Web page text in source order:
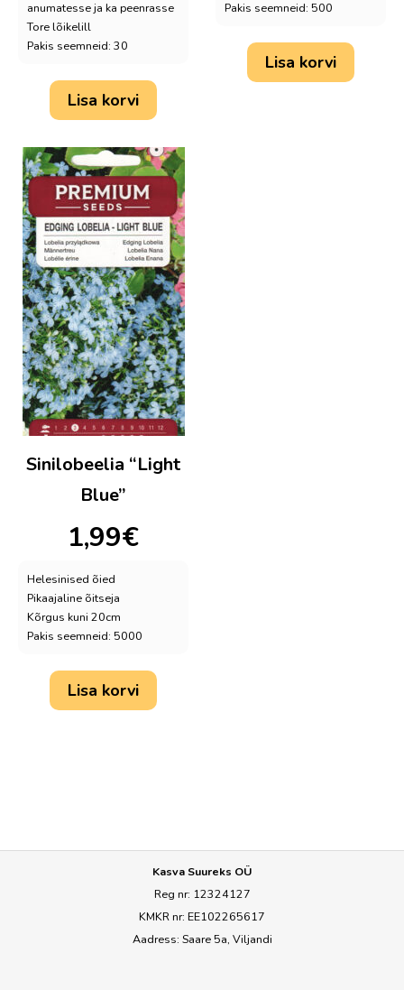
anumatesse ja ka peenrasse
Tore lõikelill
Pakis seemneid: 30
Lisa korvi
Pakis seemneid: 500
Lisa korvi
Sinilobeelia “Light
Blue”
1,99€
Helesinised õied
Pikaajaline õitseja
Kõrgus kuni 20cm
Pakis seemneid: 5000
Lisa korvi
Kasva Suureks OÜ
Reg nr: 12324127
KMKR nr: EE102265617
Aadress: Saare 5a, Viljandi